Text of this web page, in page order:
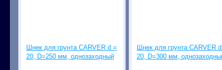
Шнек для грунта CARVER d =
20, D=250 мм, однозаходный
Шнек для грунта CARVER
20, D=300 мм,